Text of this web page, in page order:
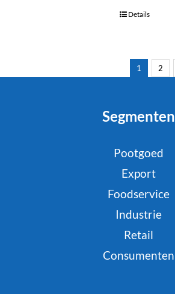
Details
1 2
Segmenten
Pootgoed
Export
Foodservice
Industrie
Retail
Consumenten